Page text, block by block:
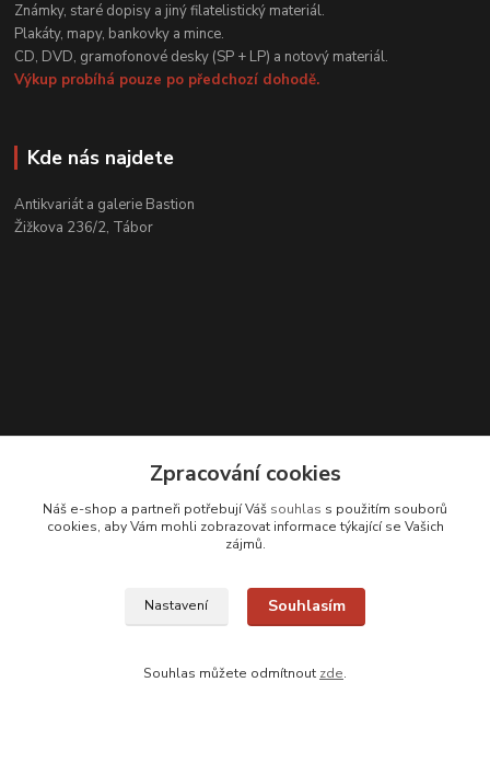
Známky, staré dopisy a jiný filatelistický materiál.
Plakáty, mapy, bankovky a mince.
CD, DVD, gramofonové desky (SP + LP) a notový materiál.
Výkup probíhá pouze po předchozí dohodě.
Kde nás najdete
Antikvariát a galerie Bastion
Žižkova 236/2, Tábor
+420 608 331 344
info@antikvariatcz.com
Zpracování cookies
Náš e-shop a partneři potřebují Váš souhlas s použitím souborů
cookies, aby Vám mohli zobrazovat informace týkající se Vašich
zájmů.
Nastavení Souhlasím
Souhlas můžete odmítnout zde.